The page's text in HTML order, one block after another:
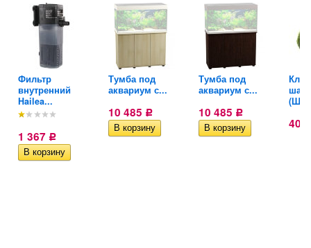
Фильтр
внутренний
Hailea...
1 367 Р
Тумба под
аквариум с...
10 485 Р
Тумба под
аквариум с...
10 485 Р
40